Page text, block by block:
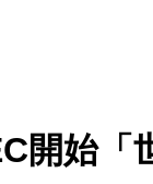
開始「